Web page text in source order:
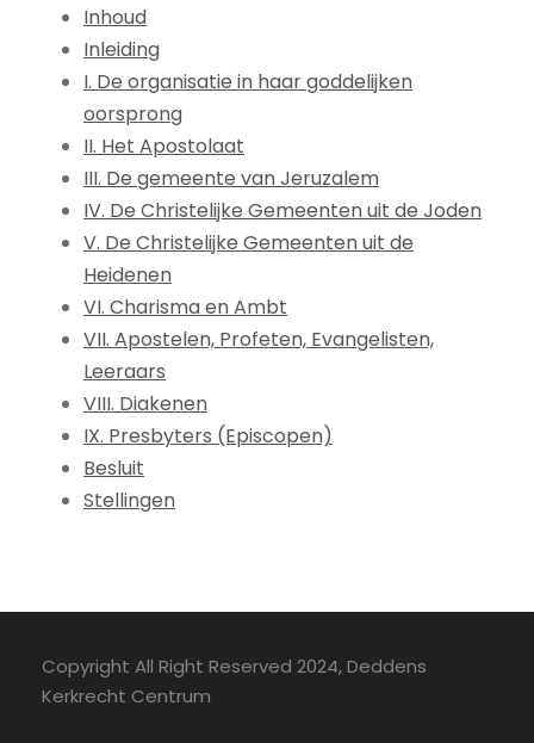
Inhoud
Inleiding
I. De organisatie in haar goddelijken
oorsprong
II. Het Apostolaat
III. De gemeente van Jeruzalem
IV. De Christelijke Gemeenten uit de Joden
V. De Christelijke Gemeenten uit de
Heidenen
VI. Charisma en Ambt
VII. Apostelen, Profeten, Evangelisten,
Leeraars
VIII. Diakenen
IX. Presbyters (Episcopen)
Besluit
Stellingen
Copyright All Right Reserved 2024, Deddens
Kerkrecht Centrum